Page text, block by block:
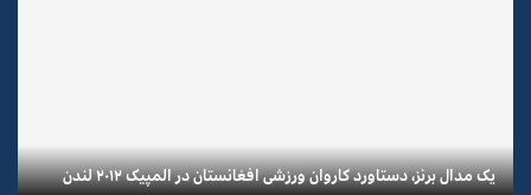
یک مدال برنز، دستاورد کاروان ورزشی افغانستان در المپیک ۲۰۱۲ لندن